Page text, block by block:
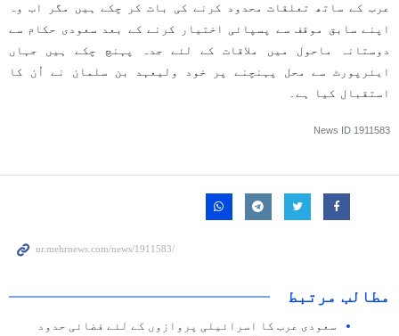
عرب کے ساتھ تعلقات محدود کرنے کی بات کر چکے ہیں مگر اب وہ
اپنے سابق موقف سے پسپائی اختیار کرنے کے بعد سعودی حکام سے
دوستانہ ماحول میں ملاقات کے لئے جدہ پہنچ چکے ہیں جہاں
ایئرپورٹ سے محل پہنچنے پر خود ولیعہد بن سلمان نے اُن کا
استقبال کیا ہے۔
News ID 1911583
مطالب مرتبط
سعودی عرب کا اسرائیلی پروازوں کے لئے فضائی حدود